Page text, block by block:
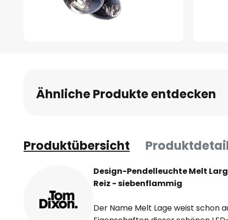
Bildgalerie
springen
Ähnliche Produkte entdecken
Produktübersicht
Design-Pendelleuchte Melt
Reiz - siebenflammig
Der Name Melt Lage weist schon